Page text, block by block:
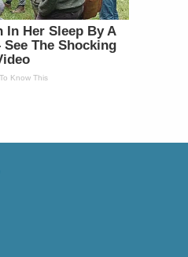
In Her Sleep By A
The Shocking
Know This